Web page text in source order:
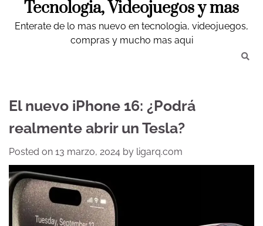
Tecnologia, Videojuegos y mas
Enterate de lo mas nuevo en tecnologia, videojuegos,
compras y mucho mas aqui
El nuevo iPhone 16: ¿Podrá
realmente abrir un Tesla?
Posted on 13 marzo, 2024 by ligarq.com